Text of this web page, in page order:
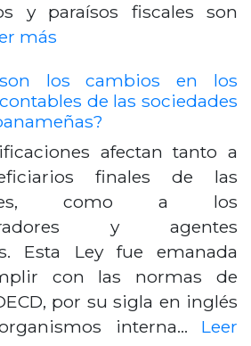
y paraísos fiscales son
más
son los cambios en los
de las sociedades
afectan tanto a
finales de las
como a los
y agentes
Esta Ley fue emanada
con las normas de
por su sigla en inglés
interna… Leer